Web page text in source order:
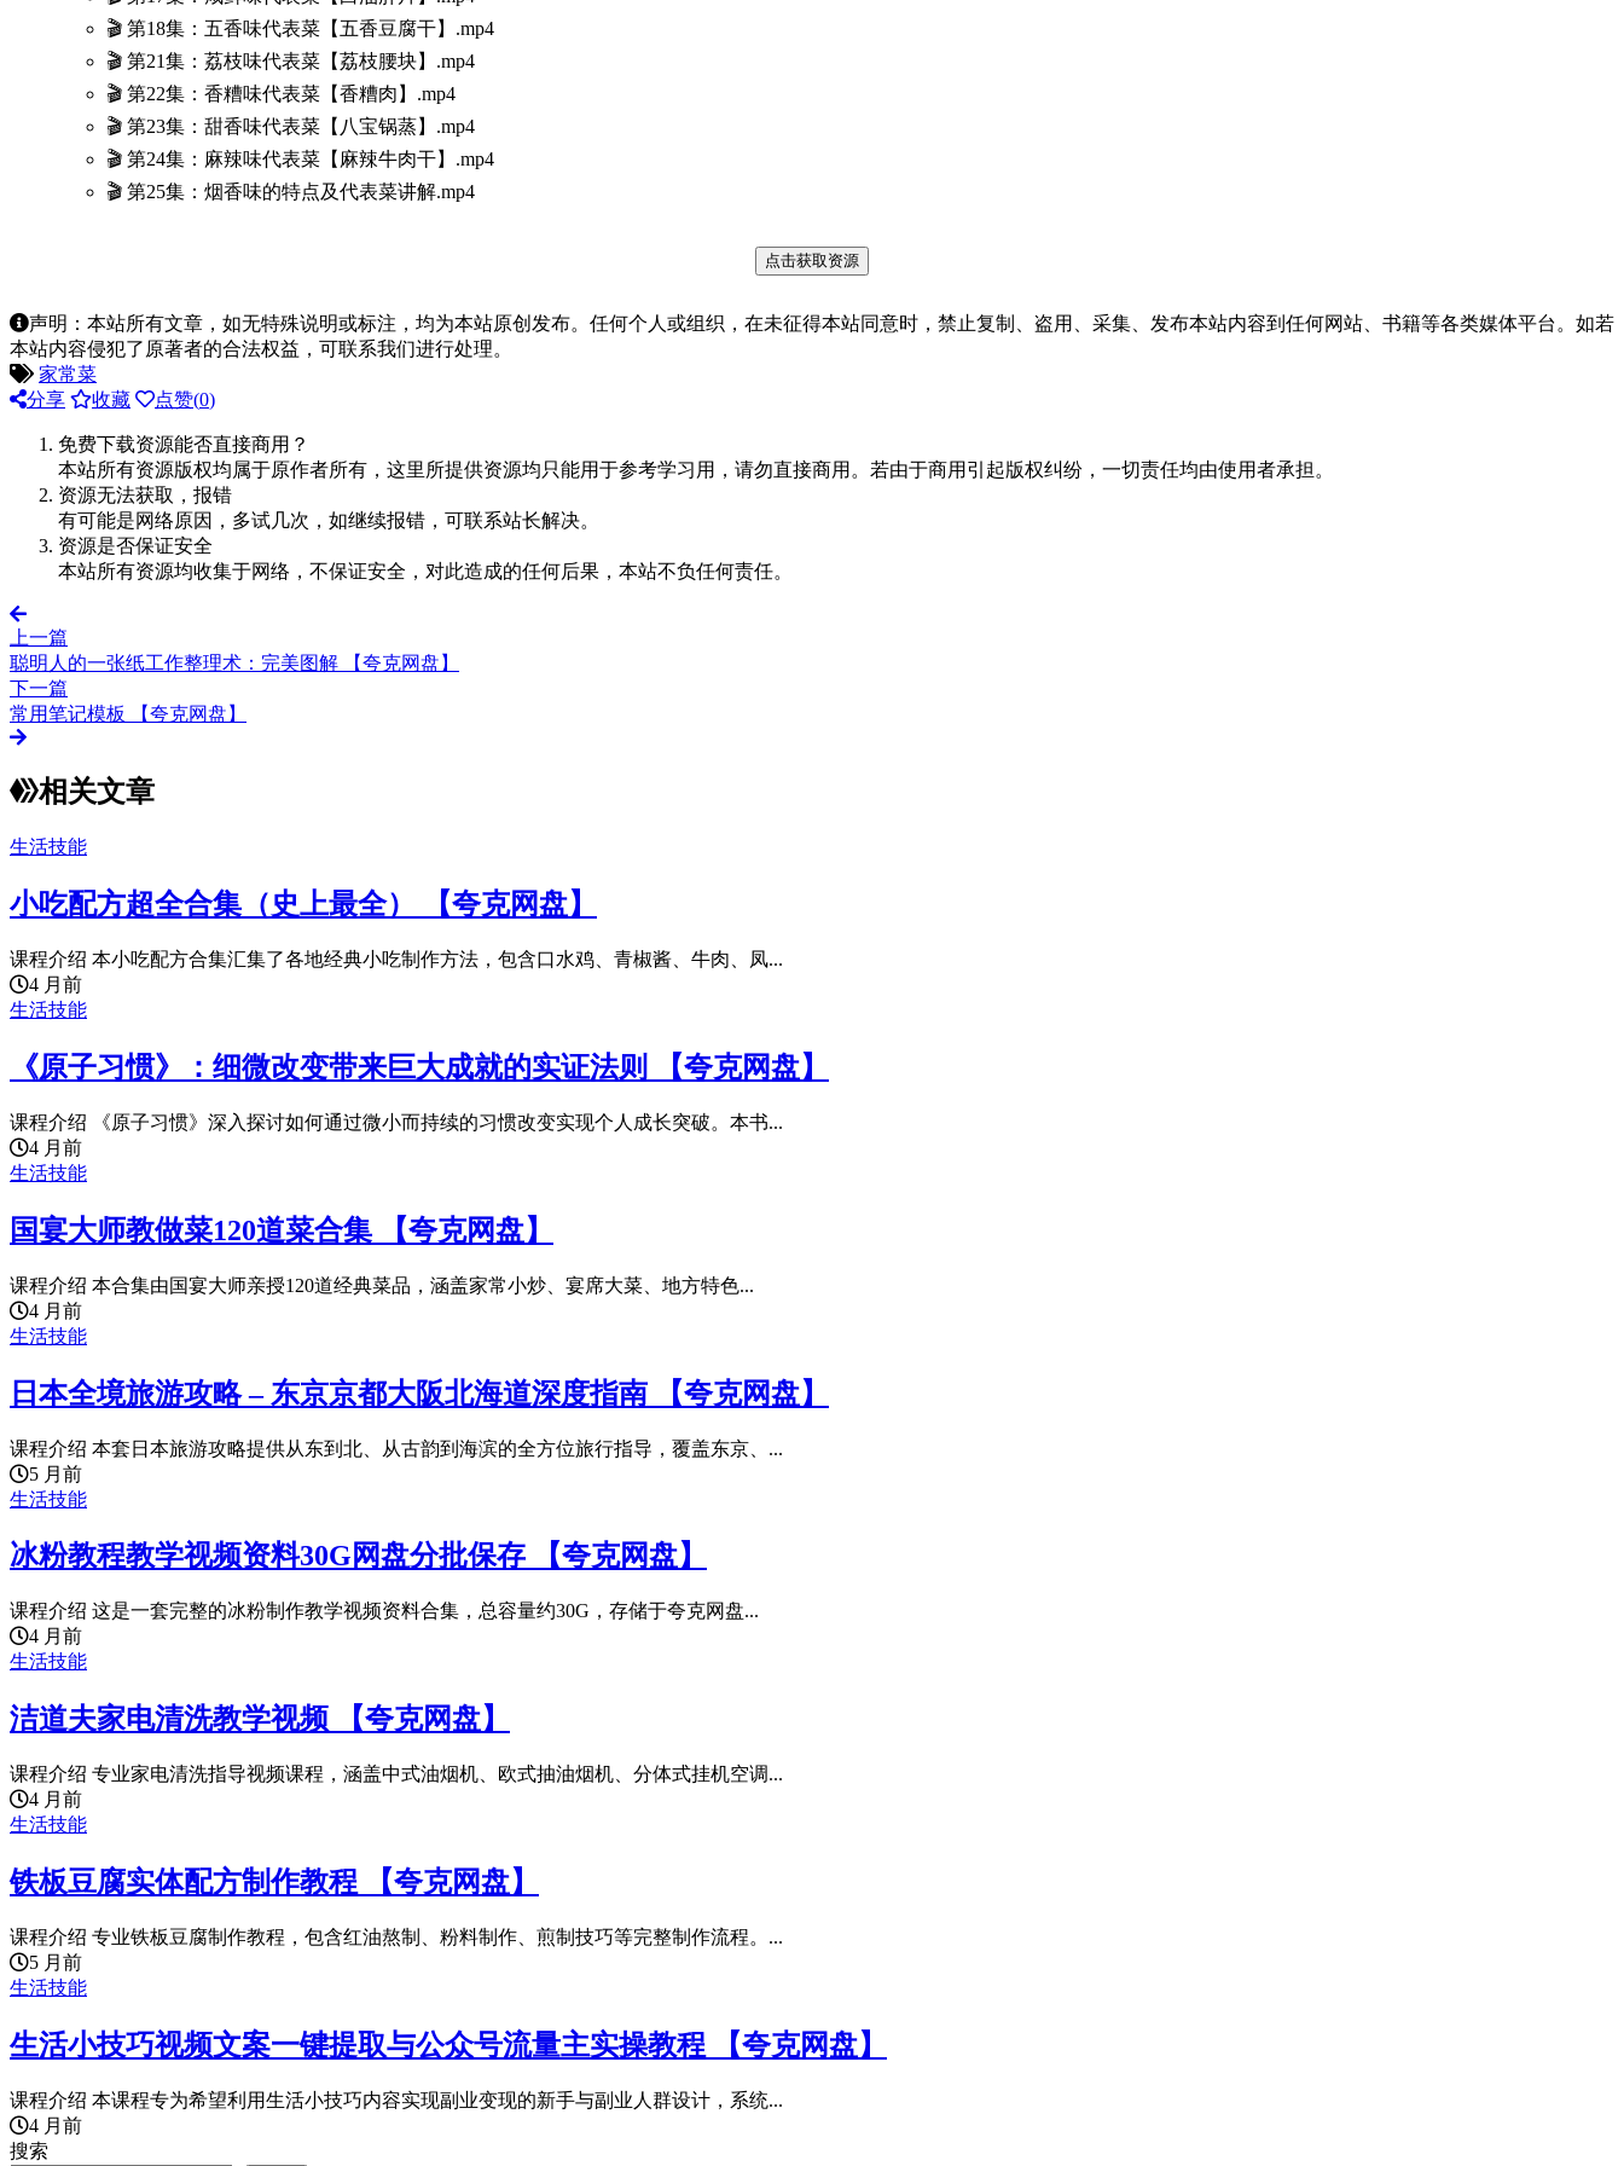
🎬 第18集：五香味代表菜【五香豆腐干】.mp4
🎬 第21集：荔枝味代表菜【荔枝腰块】.mp4
🎬 第22集：香糟味代表菜【香糟肉】.mp4
🎬 第23集：甜香味代表菜【八宝锅蒸】.mp4
🎬 第24集：麻辣味代表菜【麻辣牛肉干】.mp4
🎬 第25集：烟香味的特点及代表菜讲解.mp4
点击获取资源
声明：本站所有文章，如无特殊说明或标注，均为本站原创发布。任何个人或组织，在未征得本站同意时，禁止复制、盗用、采集、发布本站内容到任何网站、书籍等各类媒体平台。如若
本站内容侵犯了原著者的合法权益，可联系我们进行处理。
家常菜
分享
收藏 点赞(0)
免费下载资源能否直接商用？
本站所有资源版权均属于原作者所有，这里所提供资源均只能用于参考学习用，请勿直接商用。若由于商用引起版权纠纷，一切责任均由使用者承担。
资源无法获取，报错
有可能是网络原因，多试几次，如继续报错，可联系站长解决。
资源是否保证安全
本站所有资源均收集于网络，不保证安全，对此造成的任何后果，本站不负任何责任。
上一篇
聪明人的一张纸工作整理术：完美图解 【夸克网盘】
下一篇
常用笔记模板 【夸克网盘】
相关文章
生活技能
小吃配方超全合集（史上最全） 【夸克网盘】
课程介绍 本小吃配方合集汇集了各地经典小吃制作方法，包含口水鸡、青椒酱、牛肉、凤...
4 月前
生活技能
《原子习惯》：细微改变带来巨大成就的实证法则 【夸克网盘】
课程介绍 《原子习惯》深入探讨如何通过微小而持续的习惯改变实现个人成长突破。本书...
4 月前
生活技能
国宴大师教做菜120道菜合集 【夸克网盘】
课程介绍 本合集由国宴大师亲授120道经典菜品，涵盖家常小炒、宴席大菜、地方特色...
4 月前
生活技能
日本全境旅游攻略 – 东京京都大阪北海道深度指南 【夸克网盘】
课程介绍 本套日本旅游攻略提供从东到北、从古韵到海滨的全方位旅行指导，覆盖东京、...
5 月前
生活技能
冰粉教程教学视频资料30G网盘分批保存 【夸克网盘】
课程介绍 这是一套完整的冰粉制作教学视频资料合集，总容量约30G，存储于夸克网盘...
4 月前
生活技能
洁道夫家电清洗教学视频 【夸克网盘】
课程介绍 专业家电清洗指导视频课程，涵盖中式油烟机、欧式抽油烟机、分体式挂机空调...
4 月前
生活技能
铁板豆腐实体配方制作教程 【夸克网盘】
课程介绍 专业铁板豆腐制作教程，包含红油熬制、粉料制作、煎制技巧等完整制作流程。...
5 月前
生活技能
生活小技巧视频文案一键提取与公众号流量主实操教程 【夸克网盘】
课程介绍 本课程专为希望利用生活小技巧内容实现副业变现的新手与副业人群设计，系统...
4 月前
搜索